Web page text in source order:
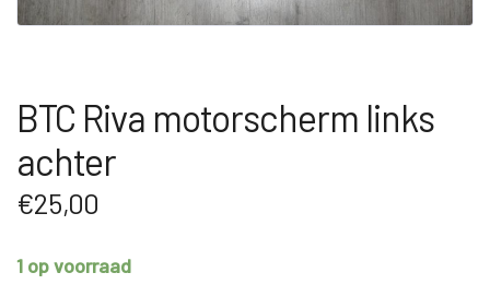
BTC Riva motorscherm links
achter
€25,00
1 op voorraad